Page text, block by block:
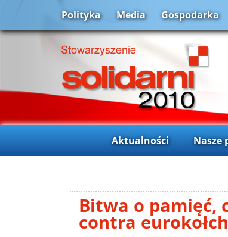
Polityka Media Gospodarka
Aktualności Nasze
Bitwa o pamięć,
contra